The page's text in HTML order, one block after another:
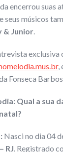
encerrou suas
seus músicos
& Junior.
exclusiva
,
Fonseca
Qual a sua
Nasci no dia 04
RJ. Registrado